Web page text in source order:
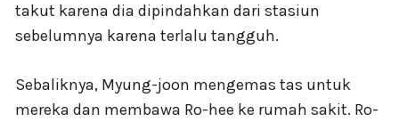
takut karena dia dipindahkan dari stasiun
sebelumnya karena terlalu tangguh.
Sebaliknya, Myung-joon mengemas tas untuk
mereka dan membawa Ro-hee ke rumah sakit. Ro-